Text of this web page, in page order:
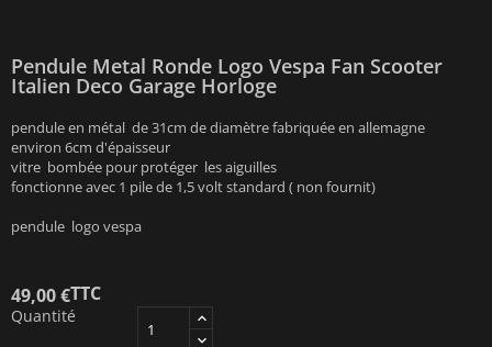
Pendule Metal Ronde Logo Vespa Fan Scooter
Italien Deco Garage Horloge
pendule en métal de 31cm de diamètre fabriquée en allemagne
environ 6cm d'épaisseur
vitre bombée pour protéger les aiguilles
fonctionne avec 1 pile de 1,5 volt standard ( non fournit)
pendule logo vespa
49,00 €TTC
Quantité